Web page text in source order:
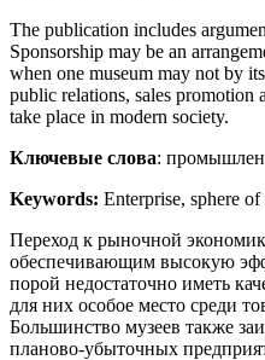
The publication includes
Sponsorship may be an
when one museum may not by
public relations, sales promotion
take place in modern society.
Ключевые слова:
Keywords: Enterprise, sphere
Переход к рыночной
обеспечивающим высокую
порой недостаточно иметь
для них особое место среди
Большинство музеев также
планово-убыточных